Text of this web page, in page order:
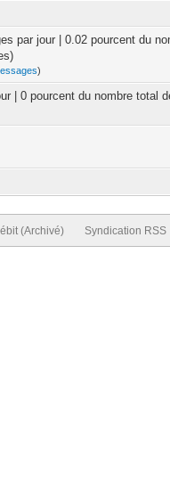
par jour | 0.02 pourcent du
)
| 0 pourcent du nombre total
(Archivé) Syndication RSS